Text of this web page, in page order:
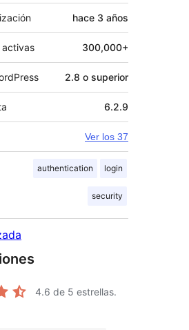
hace 3 años
activas 300,000+
2.8 o superior
6.2.9
Ver los 37
authentication login
security
4.6 de 5 estrellas.